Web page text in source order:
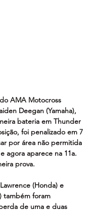
AMA Motocross
Deegan (Yamaha),
bateria em Thunder
foi penalizado em 7
por área não permitida
agora aparece na 11a.
prova.
(Honda) e
também foram
de uma e duas